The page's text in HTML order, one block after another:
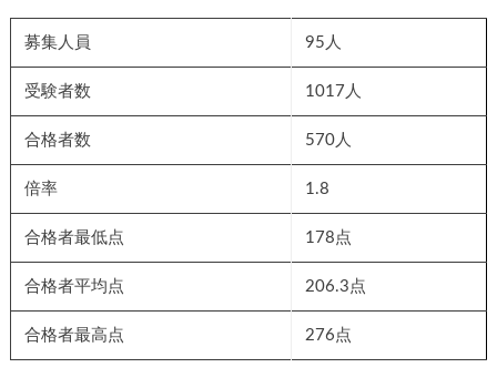
募集人員 95人
受験者数 1017人
合格者数 570人
倍率 1.8
合格者最低点 178点
合格者平均点 206.3点
合格者最高点 276点